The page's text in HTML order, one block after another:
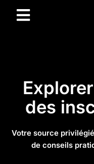
des
Votre source
de conseils